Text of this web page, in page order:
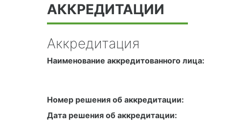
АККРЕДИТАЦИИ
Аккредитация
Наименование аккредитованного лица:
Номер решения об аккредитации:
Дата решения об аккредитации: